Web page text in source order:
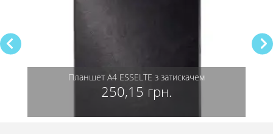
Планшет А4 ESSELTE з затискачем
250,15 грн.